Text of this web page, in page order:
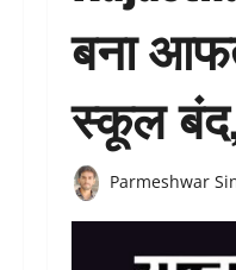
बना
स्कूल
Parmeshwar